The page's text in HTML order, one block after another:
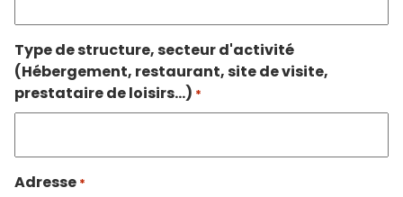
Type de structure, secteur d'activité
(Hébergement, restaurant, site de visite,
prestataire de loisirs...) *
Adresse *